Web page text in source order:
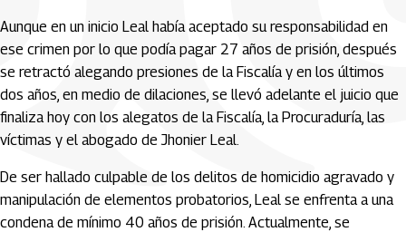
Aunque en un inicio Leal había aceptado su responsabilidad en
ese crimen por lo que podía pagar 27 años de prisión, después
se retractó alegando presiones de la Fiscalía y en los últimos
dos años, en medio de dilaciones, se llevó adelante el juicio que
finaliza hoy con los alegatos de la Fiscalía, la Procuraduría, las
víctimas y el abogado de Jhonier Leal.
De ser hallado culpable de los delitos de homicidio agravado y
manipulación de elementos probatorios, Leal se enfrenta a una
condena de mínimo 40 años de prisión. Actualmente, se